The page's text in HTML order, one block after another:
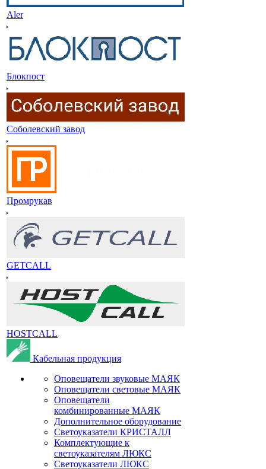
Aler
Блокпост
Соболевский завод
Промрукав
GETCALL
HOSTCALL
Кабельная продукция
Оповещатели звуковые МАЯК
Оповещатели световые МАЯК
Оповещатели
комбинированные МАЯК
Дополнительное оборудование
Светоуказатели КРИСТАЛЛ
Комплектующие к
светоуказателям ЛЮКС
Светоуказатели ЛЮКС